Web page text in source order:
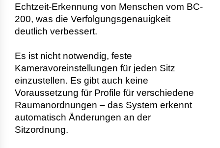
Echtzeit-Erkennung von Menschen vom BC-
200, was die Verfolgungsgenauigkeit
deutlich verbessert.
Es ist nicht notwendig, feste
Kameravoreinstellungen für jeden Sitz
einzustellen. Es gibt auch keine
Voraussetzung für Profile für verschiedene
Raumanordnungen – das System erkennt
automatisch Änderungen an der
Sitzordnung.